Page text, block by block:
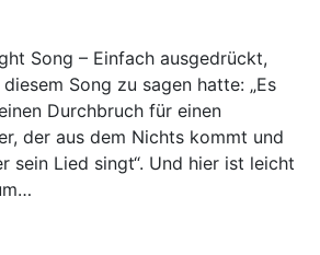
Song – Einfach ausgedrückt,
Song zu sagen hatte: „Es
Durchbruch für einen
der aus dem Nichts kommt und
sein Lied singt“. Und hier ist leicht